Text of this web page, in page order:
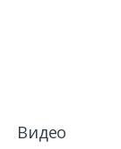
Видео